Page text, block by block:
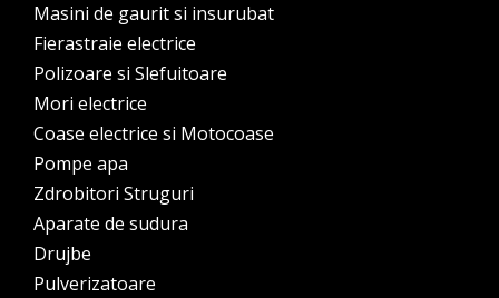
Masini de gaurit si insurubat
Fierastraie electrice
Polizoare si Slefuitoare
Mori electrice
Coase electrice si Motocoase
Pompe apa
Zdrobitori Struguri
Aparate de sudura
Drujbe
Pulverizatoare